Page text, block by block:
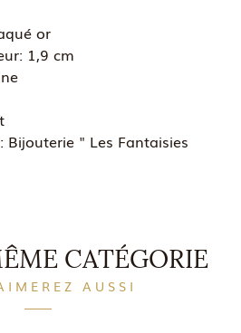
or
1,9 cm
Bijouterie " Les Fantaisies
CATÉGORIE
AUSSI